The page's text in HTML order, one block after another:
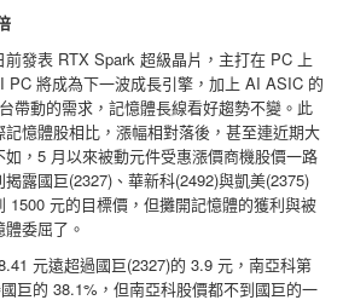
發表 RTX Spark 超級晶片，主打在 PC 上
PC 將成為下一波成長引擎，加上 AI ASIC 的
帶動的需求，記憶體長線看好趨勢不變。此
憶體股相比，漲幅相對落後，甚至連近期大
，5 月以來被動元件受惠漲價商機股價一路
露國巨(2327)、華新科(2492)與凱美(2375)
1500 元的目標價，但攤開記憶體的獲利與被
委屈了。
元遠超過國巨(2327)的 3.9 元，南亞科第
巨的 38.1%，但南亞科股價都不到國巨的一